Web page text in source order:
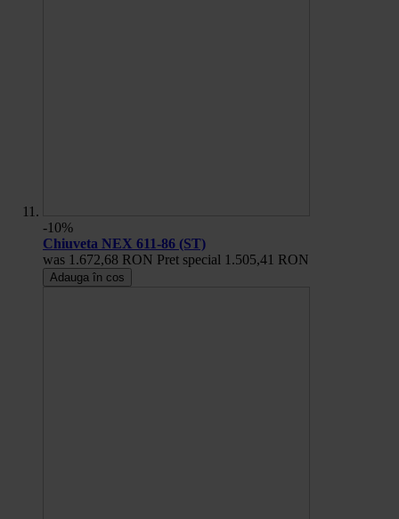
-10%
Chiuveta NEX 611-86 (ST)
was 1.672,68 RON Pret special 1.505,41 RON
Adauga în cos